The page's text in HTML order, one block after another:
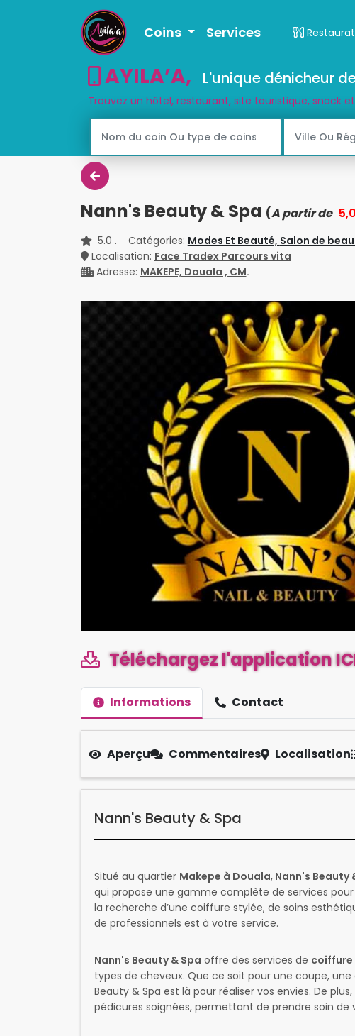
Coins Services
AYILA’A, L'unique dénicheur
Trouvez un hôtel, restaurant, site touristique, snack
Nann's Beauty & Spa (A partir de
5.0 . Catégories: Modes Et Beauté, Salon de
Localisation: Face Tradex Parcours vita
Adresse: MAKEPE, Douala , CM.
Téléchargez l'application
Informations Contact
Aperçu Commentaires Localisation
Nann's Beauty & Spa
Situé au quartier Makepe à Douala, Nann's Beauty
qui propose une gamme complète de services
la recherche d’une coiffure stylée, de soins
de professionnels est à votre service.
Nann's Beauty & Spa offre des services de coiffure
types de cheveux. Que ce soit pour une coupe,
Beauty & Spa est là pour réaliser vos envies. De
pédicures soignées, permettant de prendre soin